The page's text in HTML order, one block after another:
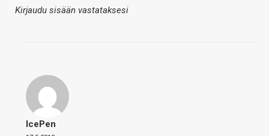
Kirjaudu sisään vastataksesi
IcePen